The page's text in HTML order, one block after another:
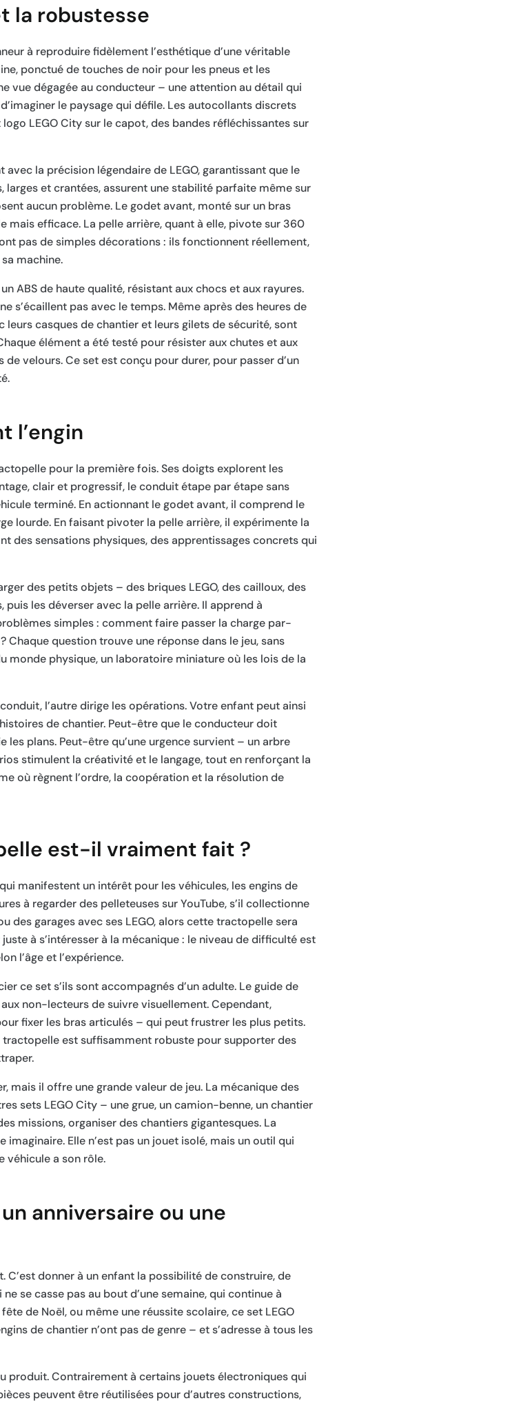
la robustesse
à reproduire fidèlement l’esthétique d’une véritable
ponctué de touches de noir pour les pneus et les
vue dégagée au conducteur – une attention au détail qui
le paysage qui défile. Les autocollants discrets
LEGO City sur le capot, des bandes réfléchissantes sur
la précision légendaire de LEGO, garantissant que le
et crantées, assurent une stabilité parfaite même sur
aucun problème. Le godet avant, monté sur un bras
mais efficace. La pelle arrière, quant à elle, pivote sur 360
pas de simples décorations : ils fonctionnent réellement,
machine.
ABS de haute qualité, résistant aux chocs et aux rayures.
s’écaillent pas avec le temps. Même après des heures de
casques de chantier et leurs gilets de sécurité, sont
élément a été testé pour résister aux chutes et aux
velours. Ce set est conçu pour durer, pour passer d’un
l’engin
pour la première fois. Ses doigts explorent les
clair et progressif, le conduit étape par étape sans
terminé. En actionnant le godet avant, il comprend le
lourde. En faisant pivoter la pelle arrière, il expérimente la
des sensations physiques, des apprentissages concrets qui
des petits objets – des briques LEGO, des cailloux, des
les déverser avec la pelle arrière. Il apprend à
simples : comment faire passer la charge par-
question trouve une réponse dans le jeu, sans
monde physique, un laboratoire miniature où les lois de la
l’autre dirige les opérations. Votre enfant peut ainsi
de chantier. Peut-être que le conducteur doit
plans. Peut-être qu’une urgence survient – un arbre
stimulent la créativité et le langage, tout en renforçant la
où règnent l’ordre, la coopération et la résolution de
est-il vraiment fait ?
manifestent un intérêt pour les véhicules, les engins de
à regarder des pelleteuses sur YouTube, s’il collectionne
des garages avec ses LEGO, alors cette tractopelle sera
à s’intéresser à la mécanique : le niveau de difficulté est
l’âge et l’expérience.
ce set s’ils sont accompagnés d’un adulte. Le guide de
non-lecteurs de suivre visuellement. Cependant,
fixer les bras articulés – qui peut frustrer les plus petits.
est suffisamment robuste pour supporter des
mais il offre une grande valeur de jeu. La mécanique des
sets LEGO City – une grue, un camion-benne, un chantier
missions, organiser des chantiers gigantesques. La
Elle n’est pas un jouet isolé, mais un outil qui
véhicule a son rôle.
anniversaire ou une
donner à un enfant la possibilité de construire, de
se casse pas au bout d’une semaine, qui continue à
de Noël, ou même une réussite scolaire, ce set LEGO
de chantier n’ont pas de genre – et s’adresse à tous les
produit. Contrairement à certains jouets électroniques qui
peuvent être réutilisées pour d’autres constructions,